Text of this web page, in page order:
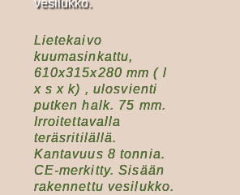
Lietekaivo
kuumasinkattu,
610x315x280 mm ( l
x s x k) , ulosvienti
putken halk. 75 mm.
Irroitettavalla
teräsritilällä.
Kantavuus 8 tonnia.
CE-merkitty. Sisään
rakennettu vesilukko.